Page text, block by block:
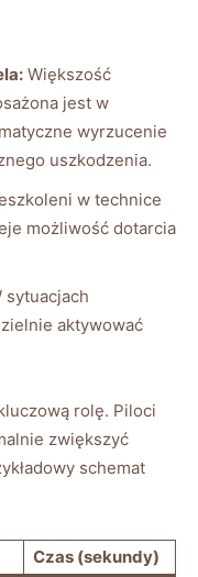
Większość
jest w
wyrzucenie
uszkodzenia.
w technice
możliwość dotarcia
sytuacjach
aktywować
rolę. Piloci
zwiększyć
schemat
Czas (sekundy)